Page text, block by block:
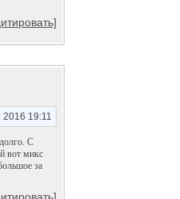
2016 19:11
С
вот микс
за